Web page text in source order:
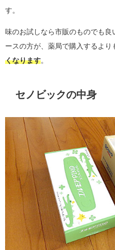
す。
味のお試しなら市販のものでも
ースの方が、薬局で購入するより
くなります
セノビックの中身